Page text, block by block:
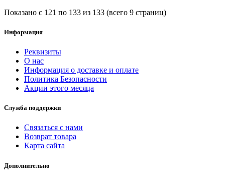
Показано с 121 по 133 из 133 (всего 9 страниц)
Информация
Реквизиты
О нас
Информация о доставке и оплате
Политика Безопасности
Акции этого месяца
Служба поддержки
Связаться с нами
Возврат товара
Карта сайта
Дополнительно